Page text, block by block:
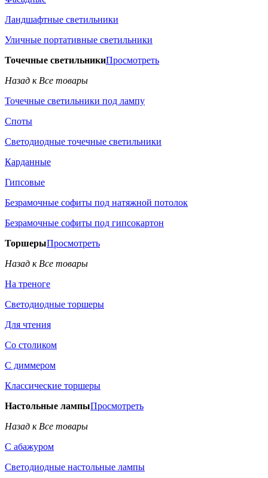
Ландшафтные светильники
Уличные портативные светильники
Точечные светильникиПросмотреть
Назад к Все товары
Точечные светильники под лампу
Споты
Светодиодные точечные светильники
Карданные
Гипсовые
Безрамочные софиты под натяжной потолок
Безрамочные софиты под гипсокартон
ТоршерыПросмотреть
Назад к Все товары
На треноге
Светодиодные торшеры
Для чтения
Со столиком
С диммером
Классические торшеры
Настольные лампыПросмотреть
Назад к Все товары
С абажуром
Светодиодные настольные лампы